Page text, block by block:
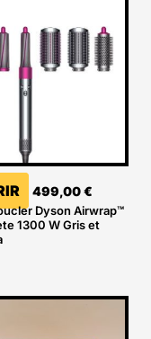
499,00€
Dyson Airwrap™
1300 W Gris et